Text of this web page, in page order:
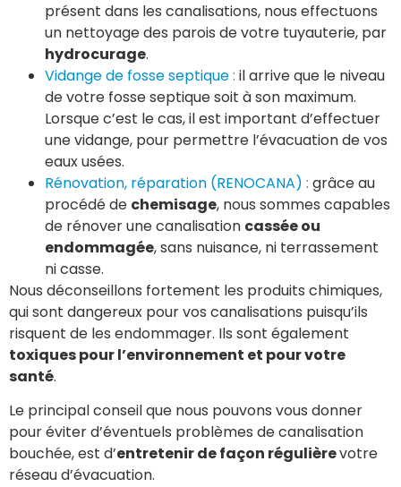
présent dans les canalisations, nous effectuons
un nettoyage des parois de votre tuyauterie, par
hydrocurage.
Vidange de fosse septique : il arrive que le niveau
de votre fosse septique soit à son maximum.
Lorsque c’est le cas, il est important d’effectuer
une vidange, pour permettre l’évacuation de vos
eaux usées.
Rénovation, réparation (RENOCANA) : grâce au
procédé de chemisage, nous sommes capables
de rénover une canalisation cassée ou
endommagée, sans nuisance, ni terrassement
ni casse.
Nous déconseillons fortement les produits chimiques,
qui sont dangereux pour vos canalisations puisqu’ils
risquent de les endommager. Ils sont également
toxiques pour l’environnement et pour votre
santé.
Le principal conseil que nous pouvons vous donner
pour éviter d’éventuels problèmes de canalisation
bouchée, est d’entretenir de façon régulièrevotre
réseau d’évacuation.